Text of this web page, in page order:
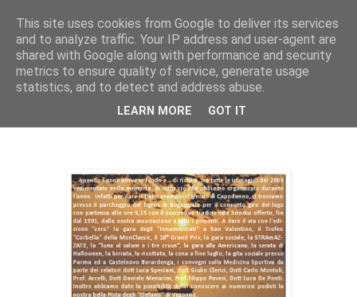
RUNNERS VALBOSSA
domenica 29 novembre 2009
Tempo di bilanci…
This site uses cookies from Google to deliver its services
and to analyze traffic. Your IP address and user-agent are
shared with Google along with performance and security
metrics to ensure quality of service, generate usage
statistics, and to detect and address abuse.
LEARN MORE GOT IT